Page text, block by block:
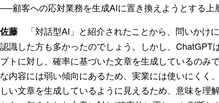
──顧客への応対業務を生成AIに置き換えようとする上
佐藤 「対話型AI」と紹介されたことから、問いかけ
認識した方も多かったのでしょう。しかし、
プトに対し、確率に基づいた文章を生成しているのみ
な内容には弱い傾向にあるため、実業には使いにくく
しい文章を生成しているように見えるため、意味を理